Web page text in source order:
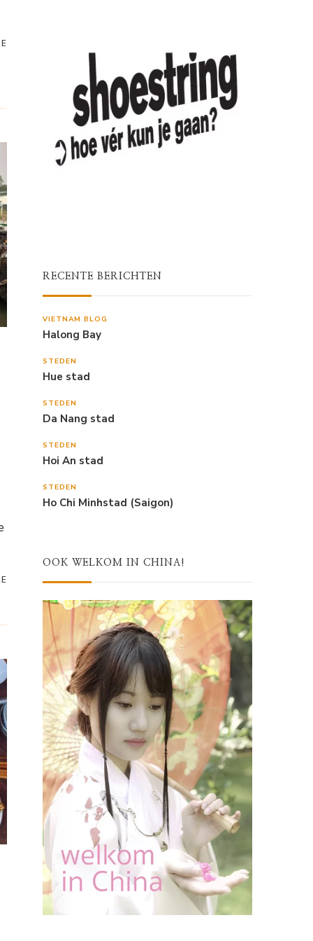
RECENTE BERICHTEN
VIETNAM BLOG
Halong Bay
STEDEN
Hue stad
STEDEN
Da Nang stad
STEDEN
Hoi An stad
STEDEN
Ho Chi Minhstad (Saigon)
OOK WELKOM IN CHINA!